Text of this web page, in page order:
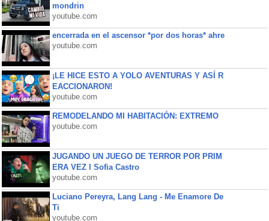
mondrin
youtube.com
encerrada en el ascensor *por dos horas* ahre
youtube.com
¡LE HICE ESTO A YOLO AVENTURAS Y ASÍ R
EACCIONARON!
youtube.com
REMODELANDO MI HABITACIÓN: EXTREMO
youtube.com
JUGANDO UN JUEGO DE TERROR POR PRIM
ERA VEZ l Sofia Castro
youtube.com
Luciano Pereyra, Lang Lang - Me Enamore De
Ti
youtube.com